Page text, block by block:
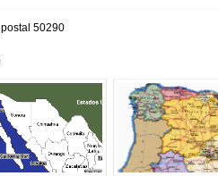
50290